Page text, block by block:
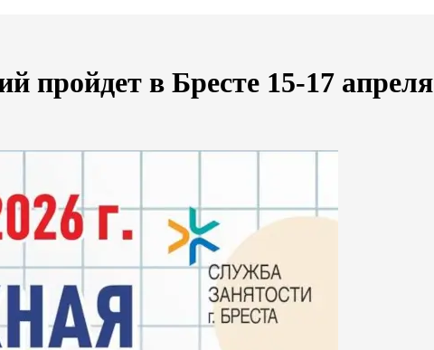
пройдет в Бресте 15-17 апреля